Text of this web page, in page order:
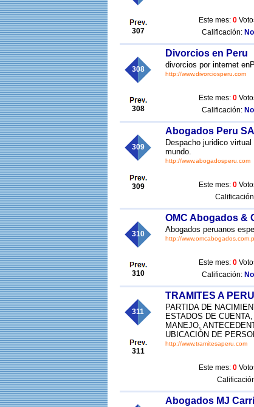
307
Este mes: 0
Calificación:
308
308
Divorcios en Peru
divorcios por internet
http://www.divorciosperu.com
Este mes: 0
Calificación:
309
309
Abogados Peru
Despacho juridico
mundo.
http://www.abogadosperu.com
Este mes: 0
310
310
OMC Abogados &
Abogados peruanos
http://
Este mes: 0
Calificación:
311
311
TRAMITES A PERU
PARTIDA DE
ESTADOS DE
MANEJO,
UBICACIÓN DE
http://www.tramitesaperu.com
Este mes: 0
Abogados MJ